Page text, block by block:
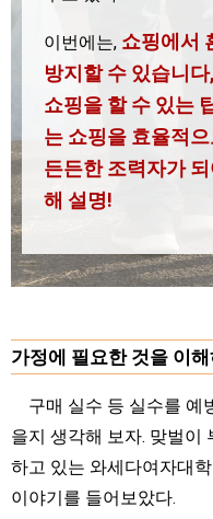
이번에는, 쇼핑에서
방지할 수 있습니다,
쇼핑을 할 수 있는
는 쇼핑을 효율적
든든한 조력자가
해 설명!
가정에 필요한 것을 이
구매 실수 등 실수를 예
을지 생각해 보자. 맞벌이
하고 있는 와세다여자대
이야기를 들어보았다.